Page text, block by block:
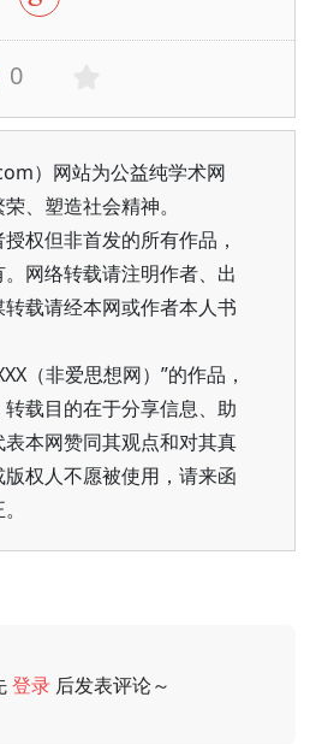
0
）网站为公益纯学术网
、塑造社会精神。
权但非首发的所有作品，
网络转载请注明作者、出
载请经本网或作者本人书
（非爱思想网）”的作品，
载目的在于分享信息、助
本网赞同其观点和对其真
权人不愿被使用，请来函
登录 后发表评论～